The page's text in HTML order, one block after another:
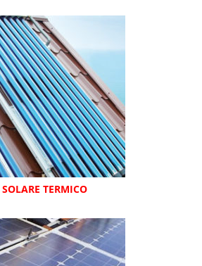
SOLARE TERMICO